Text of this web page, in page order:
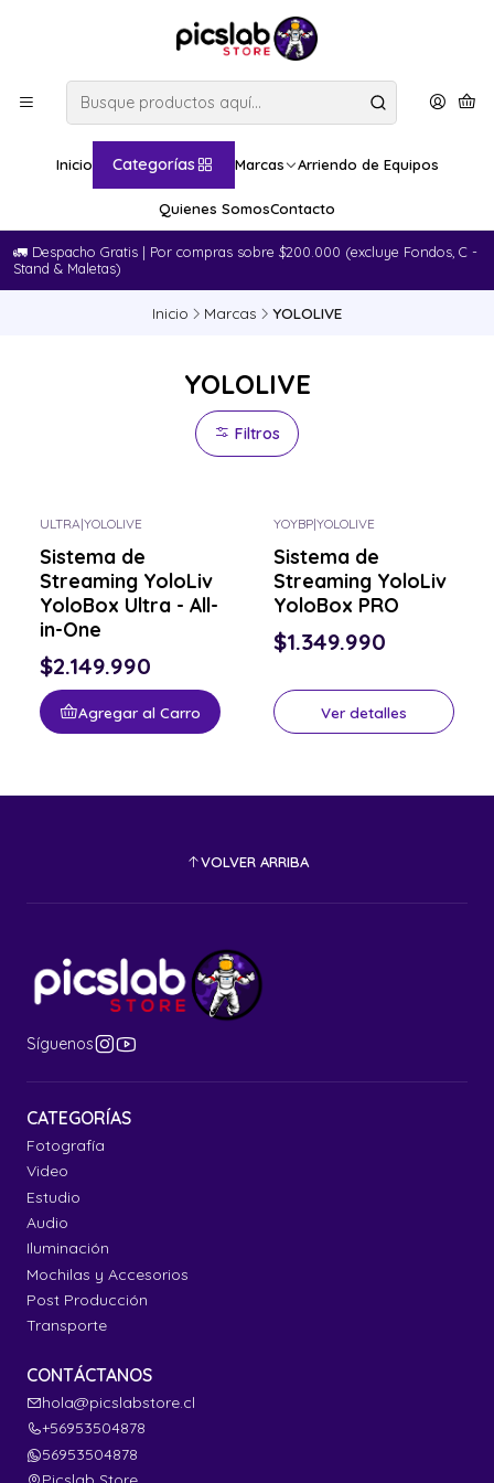
Inicio Categorías Marcas Arriendo de Equipos
Quienes SomosContacto
🚛​ Despacho Gratis | Por compras sobre $200.000 (excluye Fondos, C -
Stand & Maletas)
Inicio Marcas YOLOLIVE
YOLOLIVE
Filtros
ULTRA|YOLOLIVE
Sistema de
Streaming YoloLiv
YoloBox Ultra - All-
in-One
$2.149.990
Agregar al Carro
YOYBP|YOLOLIVE
Sistema de
Streaming YoloLiv
YoloBox PRO
$1.349.990
Ver detalles
VOLVER ARRIBA
Síguenos
CATEGORÍAS
Fotografía
Video
Estudio
Audio
Iluminación
Mochilas y Accesorios
Post Producción
Transporte
CONTÁCTANOS
hola@picslabstore.cl
+56953504878
56953504878